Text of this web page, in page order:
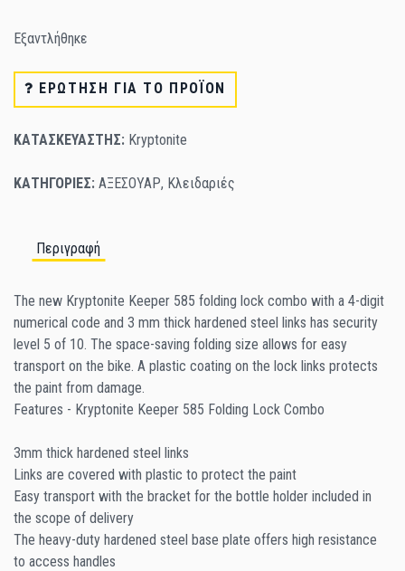
Εξαντλήθηκε
ΕΡΏΤΗΣΗ ΓΙΑ ΤΟ ΠΡΟΪΌΝ
ΚΑΤΑΣΚΕΥΑΣΤΗΣ: Kryptonite
ΚΑΤΗΓΟΡΙΕΣ: ΑΞΕΣΟΥΑΡ, Κλειδαριές
Περιγραφή
The new Kryptonite Keeper 585 folding lock combo with a 4-digit
numerical code and 3 mm thick hardened steel links has security
level 5 of 10. The space-saving folding size allows for easy
transport on the bike. A plastic coating on the lock links protects
the paint from damage.
Features - Kryptonite Keeper 585 Folding Lock Combo
3mm thick hardened steel links
Links are covered with plastic to protect the paint
Easy transport with the bracket for the bottle holder included in
the scope of delivery
The heavy-duty hardened steel base plate offers high resistance
to access handles